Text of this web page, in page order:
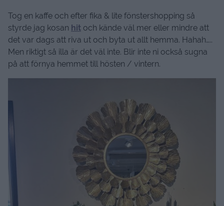
Tog en kaffe och efter fika & lite fönstershopping så
styrde jag kosan hit och kände väl mer eller mindre att
det var dags att riva ut och byta ut allt hemma. Hahah…..
Men riktigt så illa är det väl inte. Blir inte ni också sugna
på att förnya hemmet till hösten / vintern.